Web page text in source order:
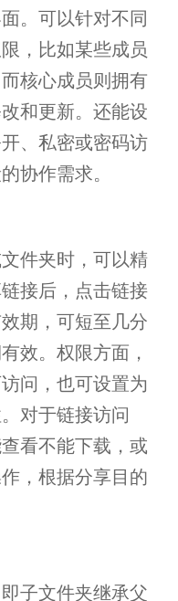
。可以针对不同
，比如某些成员
核心成员则拥有
和更新。还能设
、私密或密码访
协作需求。
件夹时，可以精
接后，点击链接
期，可短至几分
效。权限方面，
问，也可设置为
对于链接访问
看不能下载，或
，根据分享目的
子文件夹继承父